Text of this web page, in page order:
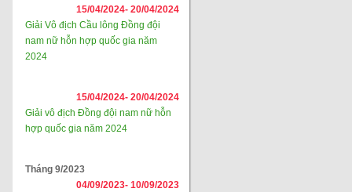
15/04/2024- 20/04/2024
Giải Vô địch Cầu lông Đồng đội
nam nữ hỗn hợp quốc gia năm
2024
15/04/2024- 20/04/2024
Giải vô địch Đồng đội nam nữ hỗn
hợp quốc gia năm 2024
Tháng 9/2023
04/09/2023- 10/09/2023